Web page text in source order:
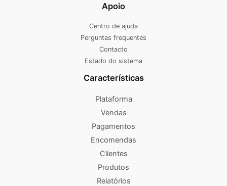
Apoio
Centro de ajuda
Perguntas frequentes
Contacto
Estado do sistema
Características
Plataforma
Vendas
Pagamentos
Encomendas
Clientes
Produtos
Relatórios